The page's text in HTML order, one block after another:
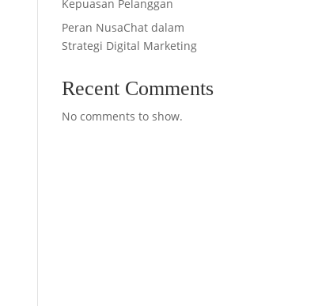
Kepuasan Pelanggan
Peran NusaChat dalam
Strategi Digital Marketing
Recent Comments
No comments to show.